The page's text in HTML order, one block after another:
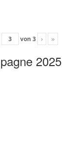
von 3 › »
2025